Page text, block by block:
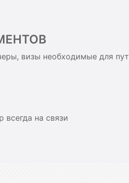
визы необходимые для
на связи